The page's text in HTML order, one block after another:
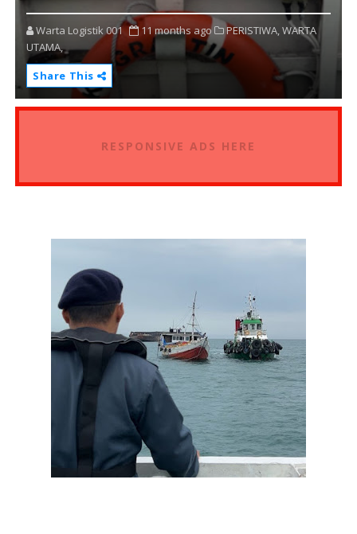
Warta Logistik 001 11 months ago PERISTIWA,WARTA
UTAMA,
Share This
RESPONSIVE ADS HERE